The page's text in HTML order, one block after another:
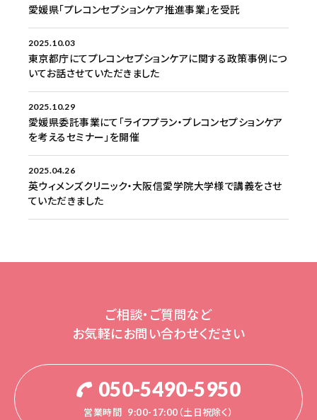
愛媛県「プレコンセプションケア推進事業」を受託
2025.10.03
東京都庁にてプレコンセプションケアに関する政策事例につ
いてお話させていただきました
2025.10.29
愛媛県委託事業にて「ライフプラン・プレコンセプションケア
を考えるセミナー」を開催
2025.04.26
英ウィメンズクリニック・大阪信愛学院大学様で講義をさせ
ていただきました
ご相談・ご質問など
お気軽にお問い合わせください
050-5490-5950
営業時間 9:00-17:00（土日祝除く）